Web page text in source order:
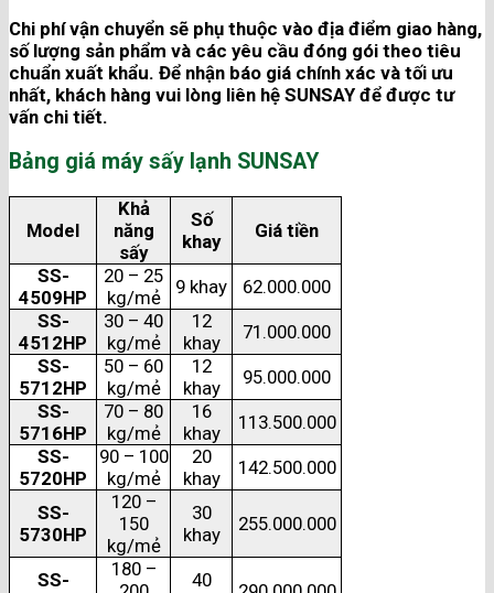
Chi phí vận chuyển sẽ phụ thuộc vào địa điểm giao hàng,
số lượng sản phẩm và các yêu cầu đóng gói theo tiêu
chuẩn xuất khẩu. Để nhận báo giá chính xác và tối ưu
nhất, khách hàng vui lòng liên hệ SUNSAY để được tư
vấn chi tiết.
Bảng giá máy sấy lạnh SUNSAY
Model
Khả
năng
sấy
Số
khay
Giá tiền
SS-
4509HP
20 – 25
kg/mẻ
9 khay
62.000.000
SS-
4512HP
30 – 40
kg/mẻ
12
khay
71.000.000
SS-
5712HP
50 – 60
kg/mẻ
12
khay
95.000.000
SS-
5716HP
70 – 80
kg/mẻ
16
khay
113.500.000
SS-
5720HP
90 – 100
kg/mẻ
20
khay
142.500.000
SS-
5730HP
120 –
150
kg/mẻ
30
khay
255.000.000
SS-
180 –
40